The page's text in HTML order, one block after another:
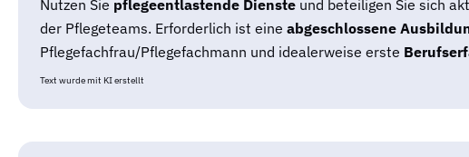
Nutzen Sie pflegeentlastende Dienste und beteiligen Sie sich
der Pflegeteams. Erforderlich ist eine abgeschlossene
Pflegefachfrau/Pflegefachmann und idealerweise erste
Text wurde mit KI erstellt